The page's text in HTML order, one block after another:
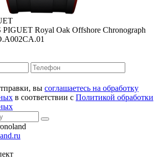
Royal Oak Offshore Chronograph
вы соглашаетесь на обработку
в соответствии с Политикой обработки